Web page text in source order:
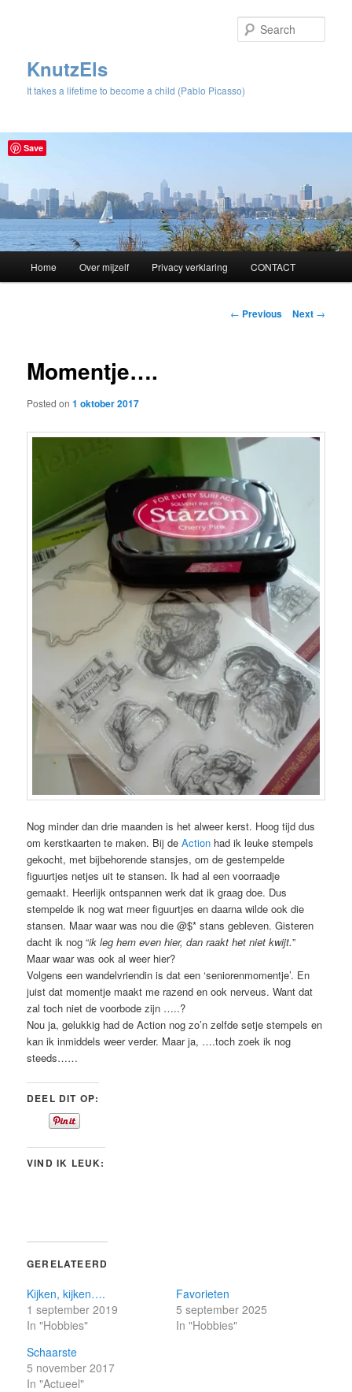
KnutzEls
It takes a lifetime to become a child (Pablo Picasso)
Skip
content
Home Over mijzelf Privacy verklaring CONTACT
Post
← Previous Next →
Momentje….
Posted on1 oktober 2017
Nog minder dan drie maanden is het alweer kerst. Hoog tijd dus
om kerstkaarten te maken. Bij deAction had ik leuke stempels
gekocht, met bijbehorende stansjes, om de gestempelde
figuurtjes netjes uit te stansen. Ik had al een voorraadje
gemaakt. Heerlijk ontspannen werk dat ik graag doe. Dus
stempelde ik nog wat meer figuurtjes en daarna wilde ook die
stansen. Maar waar was nou die @$* stans gebleven. Gisteren
dacht ik nog “ik leg hem even hier, dan raakt het niet kwijt.”
Maar waar was ook al weer hier?
Volgens een wandelvriendin is dat een ‘seniorenmomentje’. En
juist dat momentje maakt me razend en ook nerveus. Want dat
zal toch niet de voorbode zijn …..?
Nou ja, gelukkig had de Action nog zo’n zelfde setje stempels en
kan ik inmiddels weer verder. Maar ja, ….toch zoek ik nog
steeds……
DEEL DIT OP:
VIND IK LEUK:
GERELATEERD
Kijken, kijken….
1 september 2019
In "Hobbies"
Favorieten
5 september 2025
In "Hobbies"
Schaarste
5 november 2017
In "Actueel"
Save